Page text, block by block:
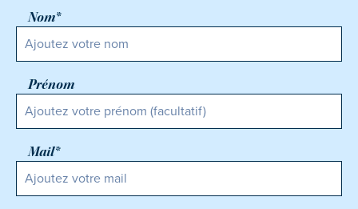
Nom*
Prénom
Mail*